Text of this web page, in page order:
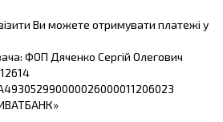
Ви можете отримувати платежі у
ФОП Дяченко Сергій Олегович